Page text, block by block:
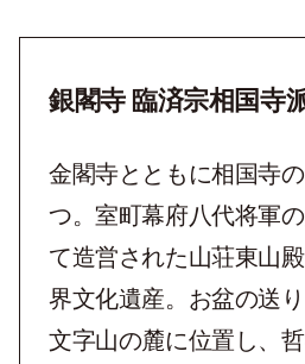
銀閣寺 臨済宗相国寺
金閣寺とともに相国寺
つ。室町幕府八代将軍
て造営された山荘東山
界文化遺産。お盆の送
文字山の麓に位置し、